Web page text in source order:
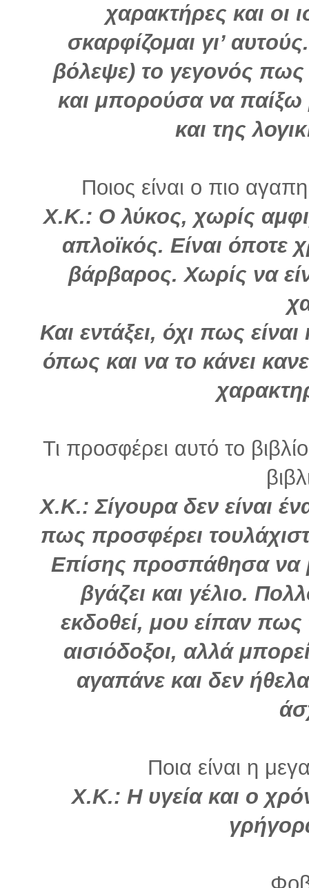
χαρακτήρες και οι
σκαρφίζομαι γι’
βόλεψε) το γεγονός πως
και μπορούσα να παίξω
και της
Ποιος είναι ο πιο
Χ.Κ.: Ο λύκος, χωρίς
απλοϊκός. Είναι όποτε
βάρβαρος. Χωρίς να
Και εντάξει, όχι πως
όπως και να το κάνει
Τι προσφέρει αυτό το
Χ.Κ.: Σίγουρα δεν είναι
πως προσφέρει
Επίσης προσπάθησα να
βγάζει και γέλιο.
εκδοθεί, μου είπαν
αισιόδοξοι, αλλά
αγαπάνε και δεν
Ποια είναι η
Χ.Κ.: Η υγεία και ο